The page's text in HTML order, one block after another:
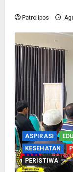
Patrolipos
ASPIRASI
KESEHATAN
PERISTIWA